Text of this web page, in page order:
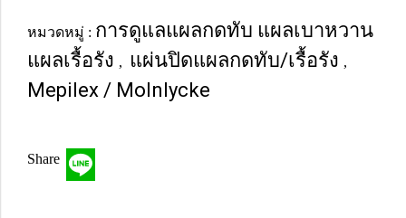
หมวดหมู่ : การดูแลแผลกดทับ แผลเบาหวาน
แผลเรื้อรัง , แผ่นปิดแผลกดทับ/เรื้อรัง ,
Mepilex / Molnlycke
Share